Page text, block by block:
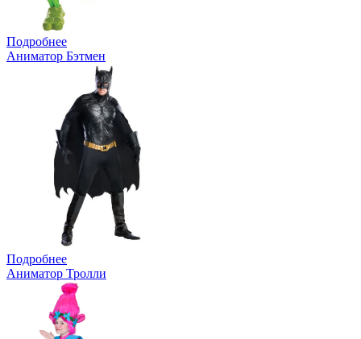
Подробнее
Аниматор Бэтмен
Подробнее
Аниматор Тролли